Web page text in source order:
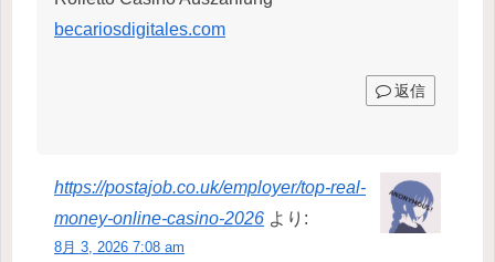
becariosdigitales.com
返信
https://postajob.co.uk/employer/top-real-
money-online-casino-2026 より:
8月 3, 2026 7:08 am